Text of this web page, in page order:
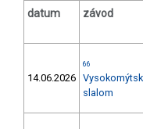
datum závod
14.06.2026
66
slalom